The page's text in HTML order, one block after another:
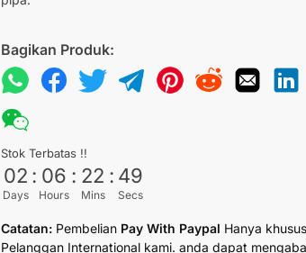
Bagikan Produk:
Stok Terbatas !!
02
Days
: 06
Hours
: 22
Mins
: 49
Secs
Catatan: Pembelian Pay With Paypal Hanya khusus
Pelanggan International kami. anda dapat